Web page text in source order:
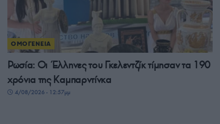
ΟΜΟΓΕΝΕΙΑ
Ρωσία: Οι Έλληνες του Γκελεντζίκ τίμησαν τα 190
χρόνια της Καμπαρντίνκα
4/08/2026 - 12:57μμ